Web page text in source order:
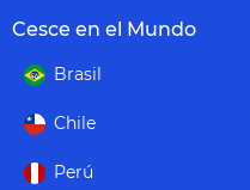
Cesce en el Mundo
Brasil
Chile
Perú